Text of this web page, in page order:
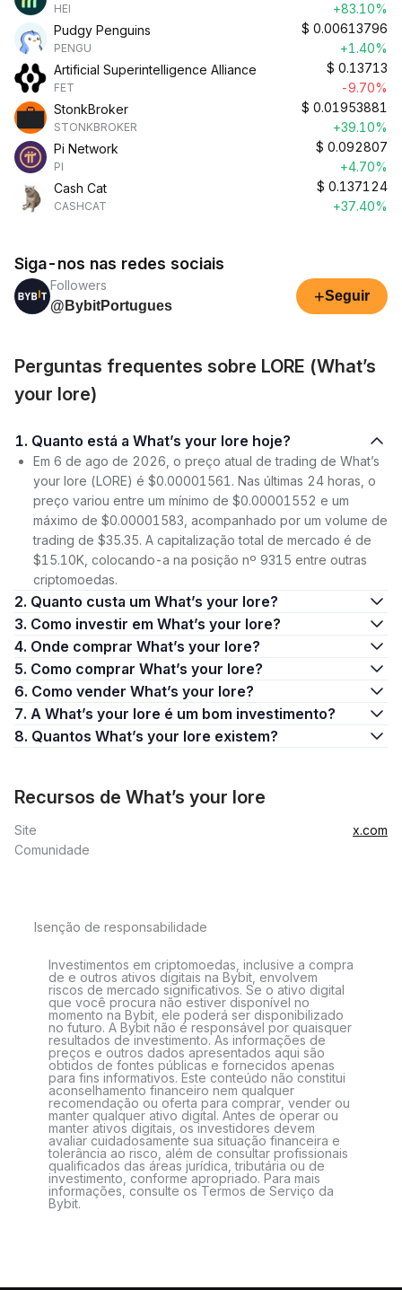
HEI
+83.10%
Pudgy Penguins
PENGU
$ 0.00613796
+1.40%
Artificial Superintelligence Alliance
FET
$ 0.13713
-9.70%
StonkBroker
STONKBROKER
$ 0.01953881
+39.10%
Pi Network
PI
$ 0.092807
+4.70%
Cash Cat
CASHCAT
$ 0.137124
+37.40%
Siga-nos nas redes sociais
Followers
@BybitPortugues
+Seguir
Perguntas frequentes sobre LORE (What’s
your lore)
1. Quanto está a What’s your lore hoje?
Em 6 de ago de 2026, o preço atual de trading de What’s
your lore (LORE) é $0.00001561. Nas últimas 24 horas, o
preço variou entre um mínimo de $0.00001552 e um
máximo de $0.00001583, acompanhado por um volume de
trading de $35.35. A capitalização total de mercado é de
$15.10K, colocando-a na posição nº 9315 entre outras
criptomoedas.
2. Quanto custa um What’s your lore?
3. Como investir em What’s your lore?
4. Onde comprar What’s your lore?
5. Como comprar What’s your lore?
6. Como vender What’s your lore?
7. A What’s your lore é um bom investimento?
8. Quantos What’s your lore existem?
Recursos de What’s your lore
Site
x.com
Comunidade
Isenção de responsabilidade
Investimentos em criptomoedas, inclusive a compra
de e outros ativos digitais na Bybit, envolvem
riscos de mercado significativos. Se o ativo digital
que você procura não estiver disponível no
momento na Bybit, ele poderá ser disponibilizado
no futuro. A Bybit não é responsável por quaisquer
resultados de investimento. As informações de
preços e outros dados apresentados aqui são
obtidos de fontes públicas e fornecidos apenas
para fins informativos. Este conteúdo não constitui
aconselhamento financeiro nem qualquer
recomendação ou oferta para comprar, vender ou
manter qualquer ativo digital. Antes de operar ou
manter ativos digitais, os investidores devem
avaliar cuidadosamente sua situação financeira e
tolerância ao risco, além de consultar profissionais
qualificados das áreas jurídica, tributária ou de
investimento, conforme apropriado. Para mais
informações, consulte os Termos de Serviço da
Bybit.